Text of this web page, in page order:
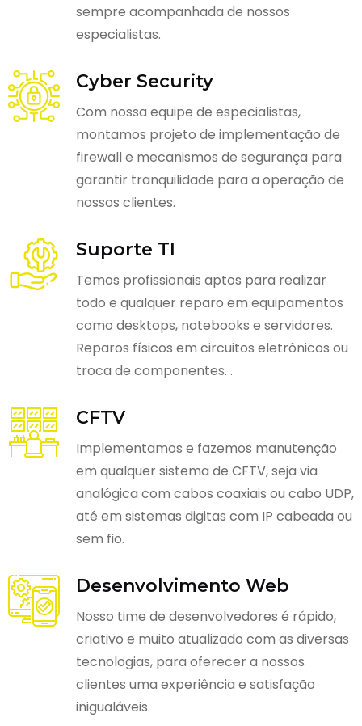
sempre acompanhada de nossos
especialistas.
Cyber Security
Com nossa equipe de especialistas,
montamos projeto de implementação de
firewall e mecanismos de segurança para
garantir tranquilidade para a operação de
nossos clientes.
Suporte TI
Temos profissionais aptos para realizar
todo e qualquer reparo em equipamentos
como desktops, notebooks e servidores.
Reparos físicos em circuitos eletrônicos ou
troca de componentes. .
CFTV
Implementamos e fazemos manutenção
em qualquer sistema de CFTV, seja via
analógica com cabos coaxiais ou cabo UDP,
até em sistemas digitas com IP cabeada ou
sem fio.
Desenvolvimento Web
Nosso time de desenvolvedores é rápido,
criativo e muito atualizado com as diversas
tecnologias, para oferecer a nossos
clientes uma experiência e satisfação
inigualáveis.